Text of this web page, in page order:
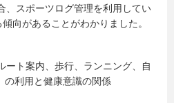
、スポーツログ管理を利用してい
向があることがわかりました。
ート案内、歩行、ランニング、自
の利用と健康意識の関係